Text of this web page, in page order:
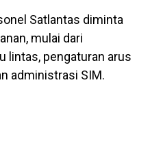
Satlantas diminta
mulai dari
lintas, pengaturan arus
administrasi SIM.